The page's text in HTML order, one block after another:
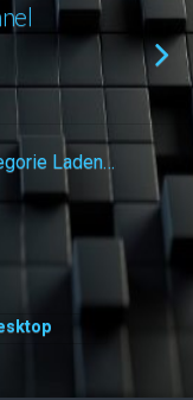
Laden…